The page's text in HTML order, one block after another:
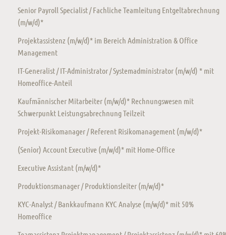
Senior Payroll Specialist / Fachliche Teamleitung Entgeltabrechnung
(m/w/d)*
Projektassistenz (m/w/d)* im Bereich Administration & Office
Management
IT-Generalist / IT-Administrator / Systemadministrator (m/w/d) * mit
Homeoffice-Anteil
Kaufmännischer Mitarbeiter (m/w/d)* Rechnungswesen mit
Schwerpunkt Leistungsabrechnung Teilzeit
Projekt-Risikomanager / Referent Risikomanagement (m/w/d)*
(Senior) Account Executive (m/w/d)* mit Home-Office
Executive Assistant (m/w/d)*
Produktionsmanager / Produktionsleiter (m/w/d)*
KYC-Analyst / Bankkaufmann KYC Analyse (m/w/d)* mit 50%
Homeoffice